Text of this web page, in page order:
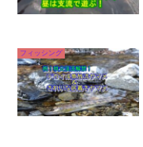
フィッシング